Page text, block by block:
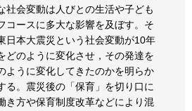
社会変動は人びとの生活や子ども
コースに多大な影響を及ぼす。そ
日本大震災という社会変動が10年
どのように変化させ，その発達を
ように変化してきたのかを明らか
る。震災後の「保育」を切り口に
き方や保育制度改革などにより混